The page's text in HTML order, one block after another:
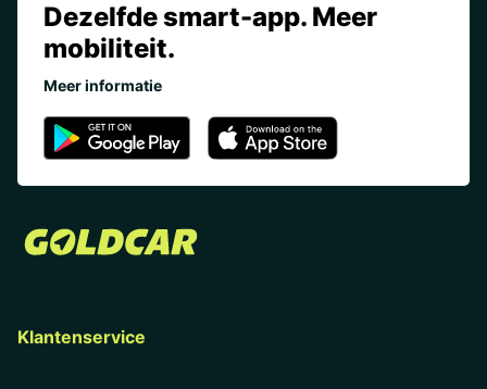
Dezelfde smart-app. Meer
mobiliteit.
Meer informatie
Klantenservice